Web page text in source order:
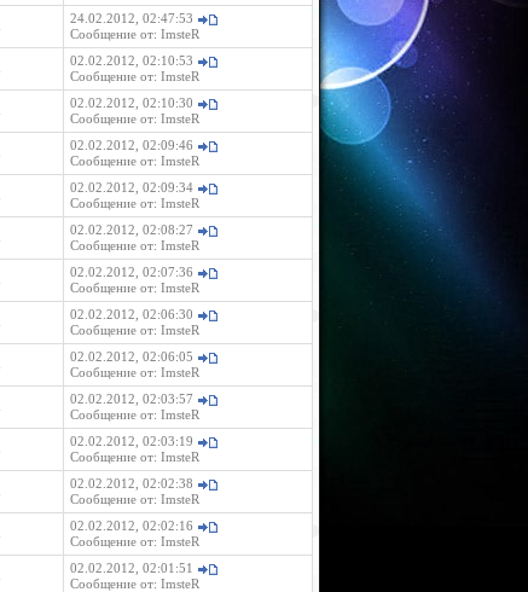
24.02.2012, 02:47:53
Сообщение от: ImsteR
02.02.2012, 02:10:53
Сообщение от: ImsteR
02.02.2012, 02:10:30
Сообщение от: ImsteR
02.02.2012, 02:09:46
Сообщение от: ImsteR
02.02.2012, 02:09:34
Сообщение от: ImsteR
02.02.2012, 02:08:27
Сообщение от: ImsteR
02.02.2012, 02:07:36
Сообщение от: ImsteR
02.02.2012, 02:06:30
Сообщение от: ImsteR
02.02.2012, 02:06:05
Сообщение от: ImsteR
02.02.2012, 02:03:57
Сообщение от: ImsteR
02.02.2012, 02:03:19
Сообщение от: ImsteR
02.02.2012, 02:02:38
Сообщение от: ImsteR
02.02.2012, 02:02:16
Сообщение от: ImsteR
02.02.2012, 02:01:51
Сообщение от: ImsteR